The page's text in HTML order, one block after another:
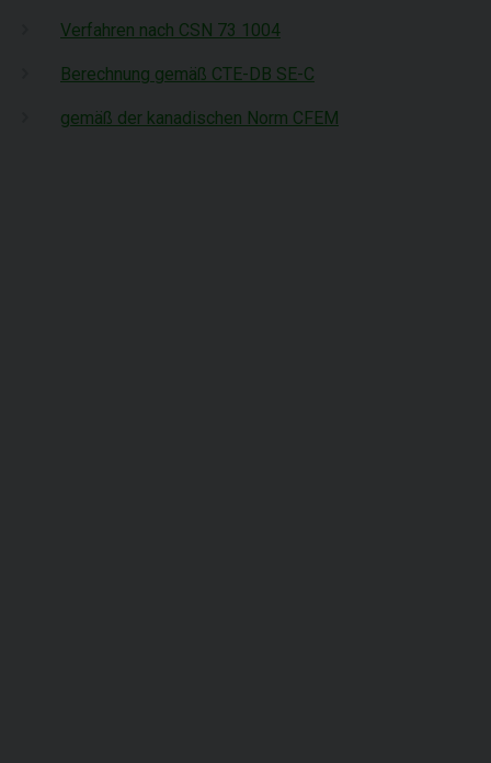
Verfahren nach CSN 73 1004
Berechnung gemäß CTE-DB SE-C
gemäß der kanadischen Norm CFEM